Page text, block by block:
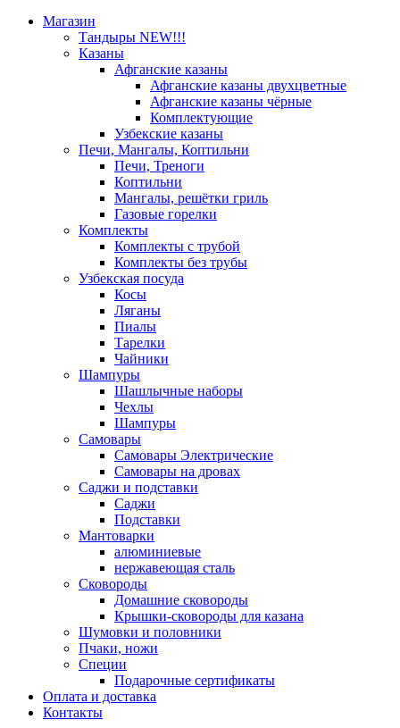
Магазин
Тандыры NEW!!!
Казаны
Афганские казаны
Афганские казаны двухцветные
Афганские казаны чёрные
Комплектующие
Узбекские казаны
Печи, Мангалы, Коптильни
Печи, Треноги
Коптильни
Мангалы, решётки гриль
Газовые горелки
Комплекты
Комплекты с трубой
Комплекты без трубы
Узбекская посуда
Косы
Ляганы
Пиалы
Тарелки
Чайники
Шампуры
Шашлычные наборы
Чехлы
Шампуры
Самовары
Самовары Электрические
Самовары на дровах
Саджи и подставки
Саджи
Подставки
Мантоварки
алюминиевые
нержавеющая сталь
Сковороды
Домашние сковороды
Крышки-сковороды для казана
Шумовки и половники
Пчаки, ножи
Специи
Подарочные сертификаты
Оплата и доставка
Контакты